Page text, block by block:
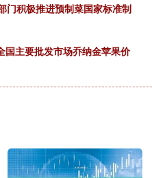
门积极推进预制菜国家标准制
国主要批发市场乔纳金苹果价